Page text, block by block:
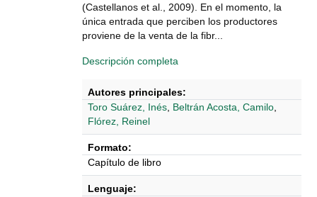
(Castellanos et al., 2009). En el momento, la
única entrada que perciben los productores
proviene de la venta de la fibr...
Descripción completa
Autores principales:
Toro Suárez, Inés Beltrán Acosta, Camilo
Flórez, Reinel
Formato:
Capítulo de libro
Lenguaje: